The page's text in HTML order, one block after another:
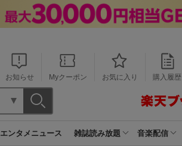
お知らせ Myクーポン お気に入り 購入履歴
エンタメニュース 雑誌読み放題 音楽配信